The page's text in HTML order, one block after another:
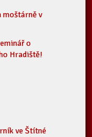
moštárně v
o
Hradiště!
ve Štítné